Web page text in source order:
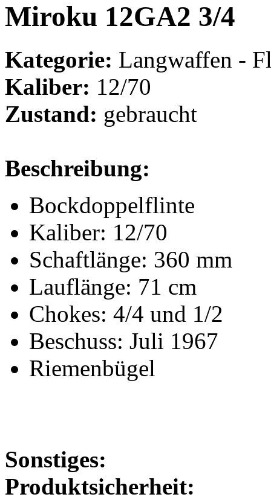
Miroku 12GA2 3/4
Kategorie: Langwaffen -
Kaliber: 12/70
Zustand: gebraucht
Beschreibung:
Bockdoppelflinte
Kaliber: 12/70
Schaftlänge: 360 mm
Lauflänge: 71 cm
Chokes: 4/4 und 1/2
Beschuss: Juli 1967
Riemenbügel
Sonstiges:
Produktsicherheit: